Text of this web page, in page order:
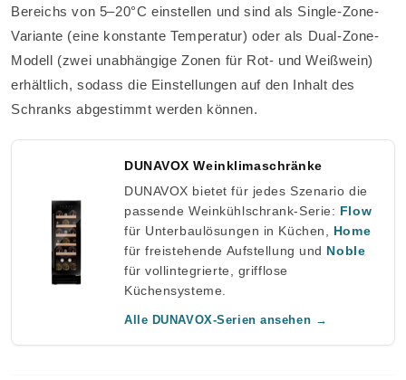
Bereichs von 5–20°C einstellen und sind als Single-Zone-
Variante (eine konstante Temperatur) oder als Dual-Zone-
Modell (zwei unabhängige Zonen für Rot- und Weißwein)
erhältlich, sodass die Einstellungen auf den Inhalt des
Schranks abgestimmt werden können.
DUNAVOX Weinklimaschränke
DUNAVOX bietet für jedes Szenario die
passende Weinkühlschrank-Serie: Flow
für Unterbaulösungen in Küchen, Home
für freistehende Aufstellung und Noble
für vollintegrierte, grifflose
Küchensysteme.
Alle DUNAVOX-Serien ansehen →